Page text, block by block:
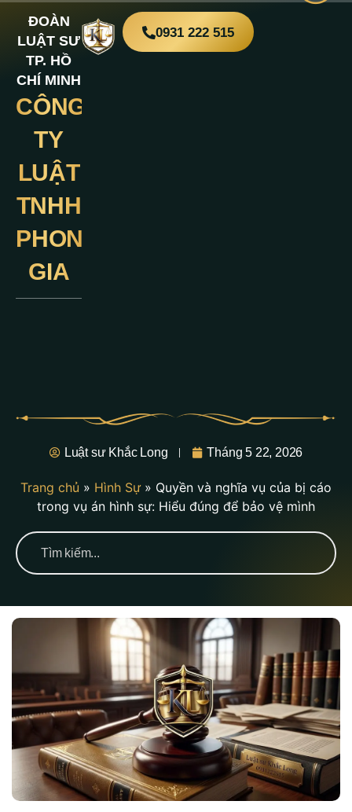
ĐOÀN
LUẬT SƯ
TP. HỒ
CHÍ MINH
CÔNG
TY
LUẬT
TNHH
PHONG
GIA
0931 222 515
Luật sư Khắc Long Tháng 5 22, 2026
Trang chủ » Hình Sự» Quyền và nghĩa vụ của bị cáo
trong vụ án hình sự: Hiểu đúng để bảo vệ mình